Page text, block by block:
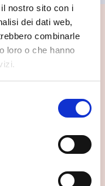
nostro sito con i
dei dati web,
combinarle
loro o che hanno
dintorni
qui trovi altri